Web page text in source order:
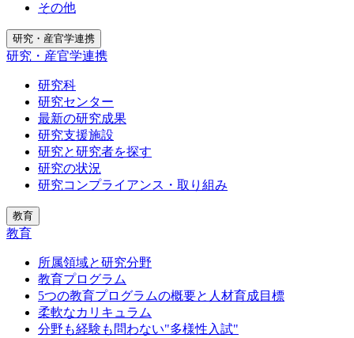
その他
研究・産官学連携
研究・産官学連携
研究科
研究センター
最新の研究成果
研究支援施設
研究と研究者を探す
研究の状況
研究コンプライアンス・取り組み
教育
教育
所属領域と研究分野
教育プログラム
5つの教育プログラムの概要と人材育成目標
柔軟なカリキュラム
分野も経験も問わない"多様性入試"